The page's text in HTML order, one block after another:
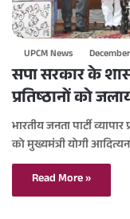
UPCM News
सपा सरकार के
प्रतिष्ठानों को
भारतीय जनता पार्टी
को मुख्यमंत्री योगी
Read More »